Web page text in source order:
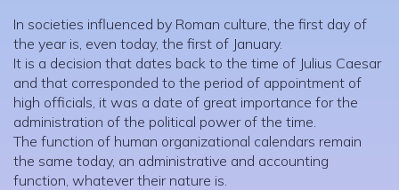
In societies influenced by Roman culture, the first day of
the year is, even today, the first of January.
It is a decision that dates back to the time of Julius Caesar
and that corresponded to the period of appointment of
high officials, it was a date of great importance for the
administration of the political power of the time.
The function of human organizational calendars remain
the same today, an administrative and accounting
function, whatever their nature is.